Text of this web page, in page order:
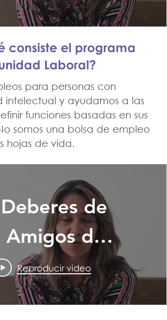
consiste el programa
Laboral?
para personas con
y ayudamos a las
funciones basadas en sus
somos una bolsa de empleo
hojas de vida.
de
Amigos del
cuando
ingresan a
Reproducir video